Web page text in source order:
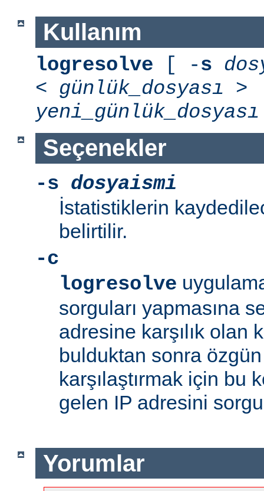
Kullanım
logresolve [ -s
< günlük_dosyası >
yeni_günlük_dosyası
Seçenekler
-s dosyaismi
İstatistiklerin
belirtilir.
-c
logresolve
sorguları yapmasına
adresine karşılık olan
bulduktan sonra
karşılaştırmak için bu
gelen IP adresini
Yorumlar